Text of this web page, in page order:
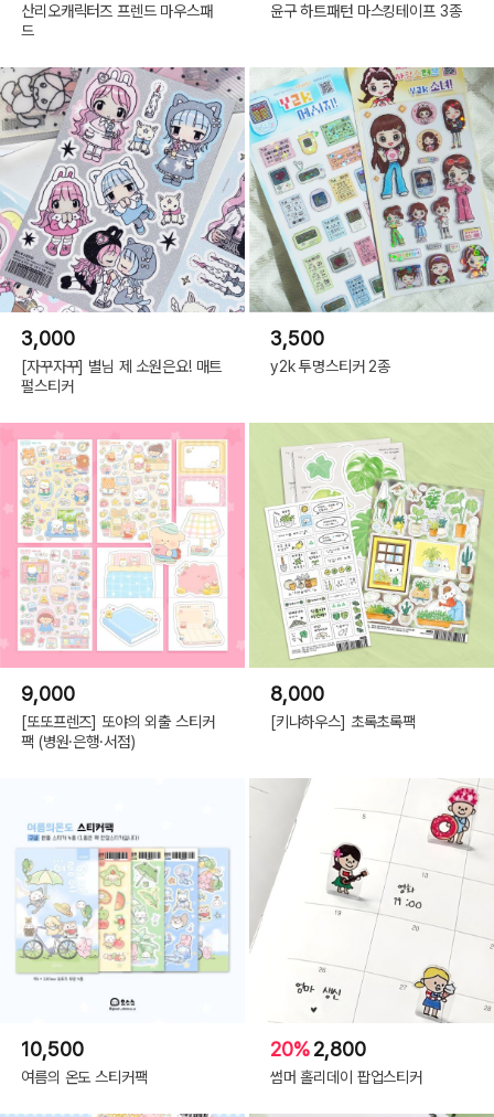
산리오캐릭터즈 프렌드 마우스패
드
윤구 하트패턴 마스킹테이프 3종
3,000
[자꾸자꾸] 별님 제 소원은요! 매트
펄스티커
3,500
y2k 투명스티커 2종
9,000
[또또프렌즈] 또야의 외출 스티커
팩 (병원·은행·서점)
8,000
[키냐하우스] 초록초록팩
10,500
여름의 온도 스티커팩
20%2,800
썸머 홀리데이 팝업스티커